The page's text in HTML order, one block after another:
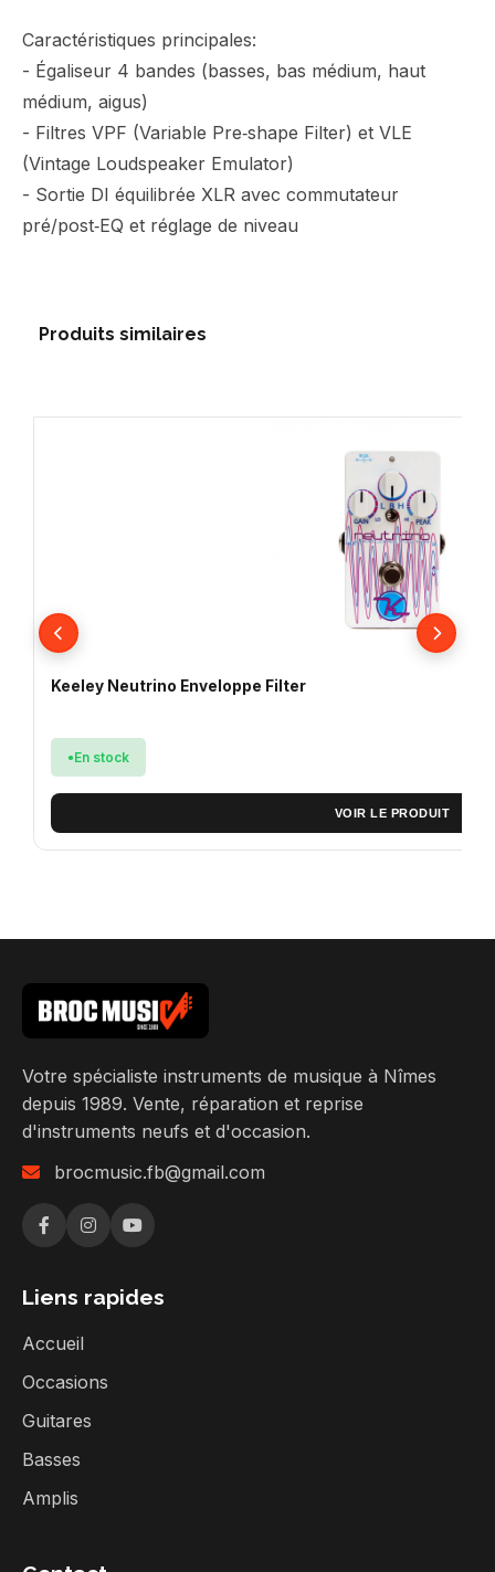
Caractéristiques principales:
- Égaliseur 4 bandes (basses, bas médium, haut
médium, aigus)
- Filtres VPF (Variable Pre‑shape Filter) et VLE
(Vintage Loudspeaker Emulator)
- Sortie DI équilibrée XLR avec commutateur
pré/post‑EQ et réglage de niveau
Produits similaires
Keeley Neutrino Enveloppe Filter
En stock
VOIR LE PRODUIT
Votre spécialiste instruments de musique à Nîmes
depuis 1989. Vente, réparation et reprise
d'instruments neufs et d'occasion.
brocmusic.fb@gmail.com
Liens rapides
Accueil
Occasions
Guitares
Basses
Amplis